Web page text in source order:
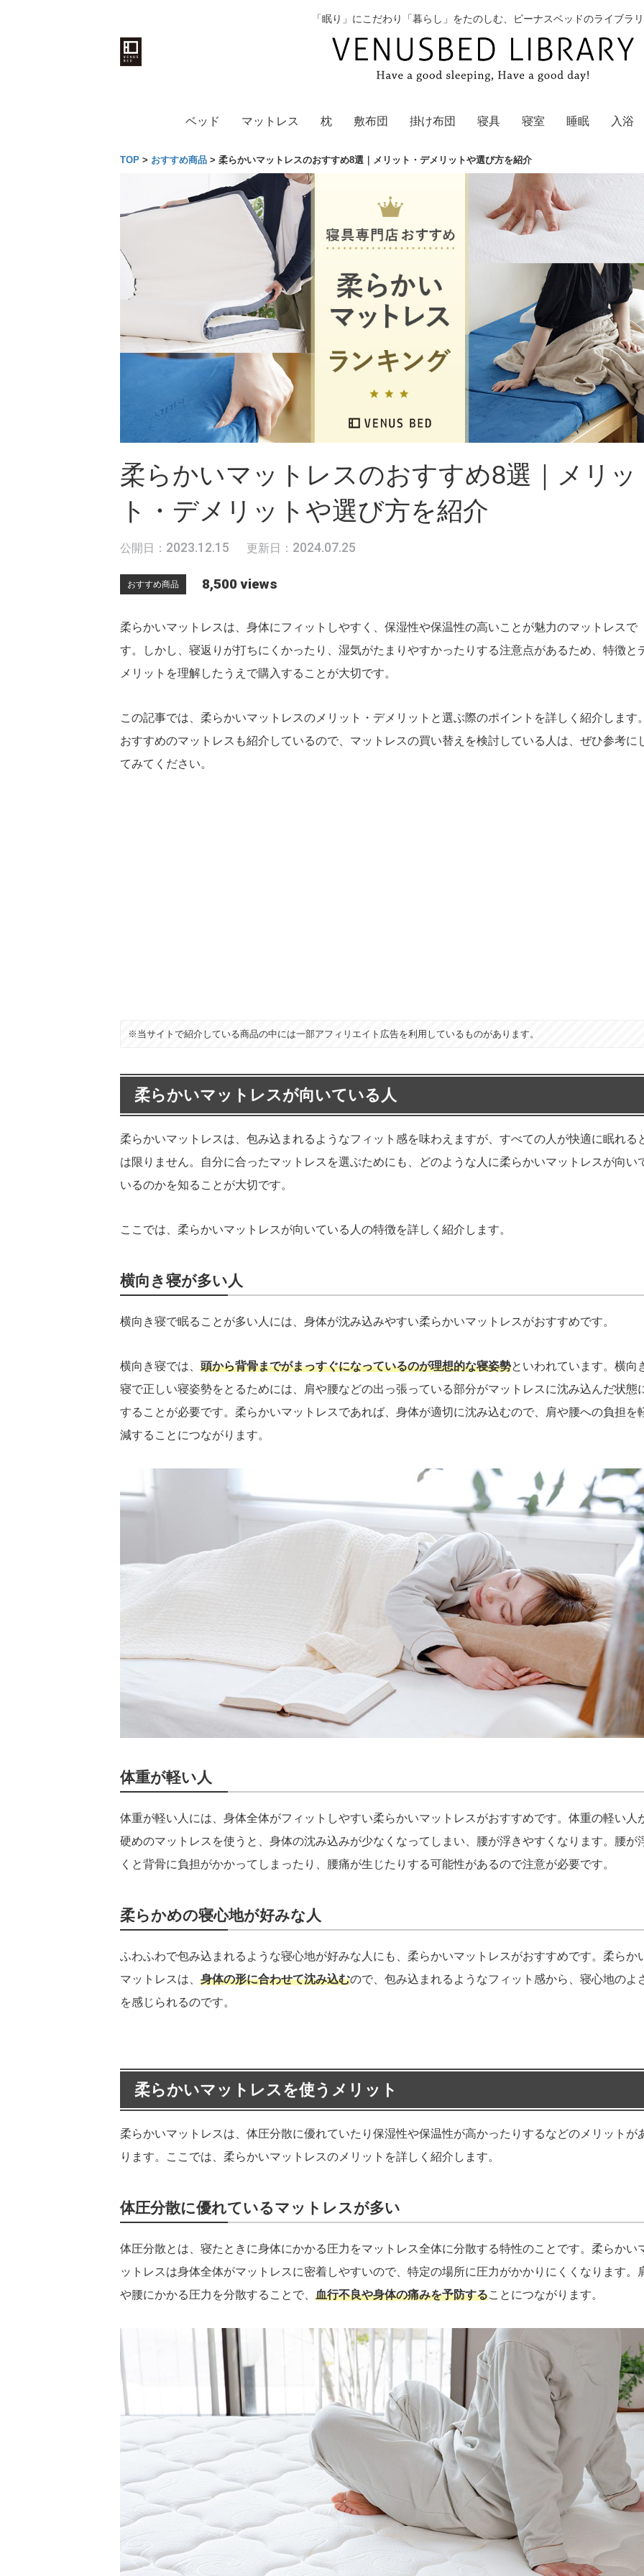
「眠り」にこだわり「暮らし」をたのしむ、ビーナスベッドのライブラ
ベッド マットレス 枕 敷布団 掛け布団 寝具 寝室 睡眠 入浴
TOP > おすすめ商品 > 柔らかいマットレスのおすすめ8選｜メリット・デメリットや選び方を紹介
柔らかいマットレスのおすすめ8選｜メリッ
ト・デメリットや選び方を紹介
公開日： 2023.12.15 更新日： 2024.07.25
おすすめ商品 8,500 views
柔らかいマットレスは、身体にフィットしやすく、保湿性や保温性の高いことが魅力のマットレスで
す。しかし、寝返りが打ちにくかったり、湿気がたまりやすかったりする注意点があるため、特徴と
メリットを理解したうえで購入することが大切です。
この記事では、柔らかいマットレスのメリット・デメリットと選ぶ際のポイントを詳しく紹介します
おすすめのマットレスも紹介しているので、マットレスの買い替えを検討している人は、ぜひ参考に
てみてください。
※当サイトで紹介している商品の中には一部アフィリエイト広告を利用しているものがあります。
柔らかいマットレスが向いている人
柔らかいマットレスは、包み込まれるようなフィット感を味わえますが、すべての人が快適に眠れる
は限りません。自分に合ったマットレスを選ぶためにも、どのような人に柔らかいマットレスが向い
いるのかを知ることが大切です。
ここでは、柔らかいマットレスが向いている人の特徴を詳しく紹介します。
横向き寝が多い人
横向き寝で眠ることが多い人には、身体が沈み込みやすい柔らかいマットレスがおすすめです。
横向き寝では、 頭から背骨までがまっすぐになっているのが理想的な寝姿勢といわれています。横向
寝で正しい寝姿勢をとるためには、肩や腰などの出っ張っている部分がマットレスに沈み込んだ状態
することが必要です。柔らかいマットレスであれば、身体が適切に沈み込むので、肩や腰への負担を
減することにつながります。
体重が軽い人
体重が軽い人には、身体全体がフィットしやすい柔らかいマットレスがおすすめです。体重の軽い人
硬めのマットレスを使うと、身体の沈み込みが少なくなってしまい、腰が浮きやすくなります。腰が
くと背骨に負担がかかってしまったり、腰痛が生じたりする可能性があるので注意が必要です。
柔らかめの寝心地が好みな人
ふわふわで包み込まれるような寝心地が好みな人にも、柔らかいマットレスがおすすめです。柔らか
マットレスは、 身体の形に合わせて沈み込むので、包み込まれるようなフィット感から、寝心地のよ
を感じられるのです。
柔らかいマットレスを使うメリット
柔らかいマットレスは、体圧分散に優れていたり保湿性や保温性が高かったりするなどのメリットが
ります。ここでは、柔らかいマットレスのメリットを詳しく紹介します。
体圧分散に優れているマットレスが多い
体圧分散とは、寝たときに身体にかかる圧力をマットレス全体に分散する特性のことです。柔らかい
ットレスは身体全体がマットレスに密着しやすいので、特定の場所に圧力がかかりにくくなります。
や腰にかかる圧力を分散することで、 血行不良や身体の痛みを予防することにつながります。